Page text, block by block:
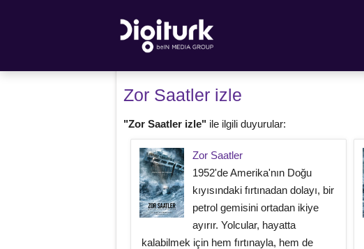
Zor Saatler izle
"Zor Saatler izle" ile ilgili duyurular:
Zor Saatler
1952'de Amerika'nın Doğu
kıyısındaki fırtınadan dolayı, bir
petrol gemisini ortadan ikiye
ayırır. Yolcular, hayatta
kalabilmek için hem fırtınayla, hem de